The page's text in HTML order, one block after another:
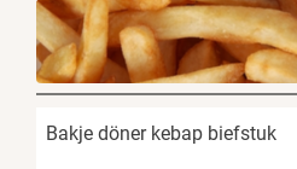
Bakje döner kebap biefstuk